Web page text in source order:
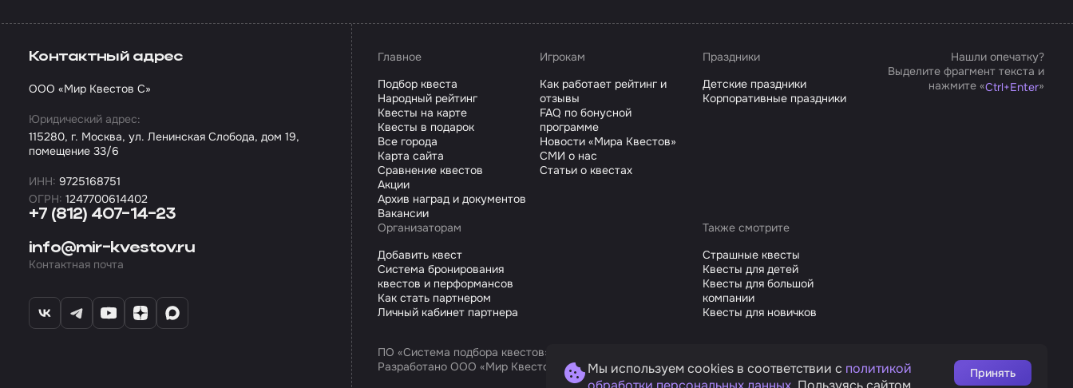
+7 (812) 407-14-23
info@mir-kvestov.ru
Контактная почта
Контактный адрес
ООО «Мир Квестов С»
Юридический адрес:
115280, г. Москва, ул. Ленинская Слобода, дом 19,
помещение 33/6
ИНН: 9725168751
ОГРН: 1247700614402
Главное
Подбор квеста
Народный рейтинг
Квесты на карте
Квесты в подарок
Все города
Карта сайта
Сравнение квестов
Акции
Архив наград и документов
Вакансии
Игрокам
Как работает рейтинг и
отзывы
FAQ по бонусной
программе
Новости «Мира Квестов»
СМИ о нас
Статьи о квестах
Праздники
Детские праздники
Корпоративные праздники
Организаторам
Добавить квест
Система бронирования
квестов и перформансов
Как стать партнером
Личный кабинет партнера
Также смотрите
Страшные квесты
Квесты для детей
Квесты для большой
компании
Квесты для новичков
Нашли опечатку?
Выделите фрагмент текста и
нажмите «Ctrl+Enter»
ПО «Система подбора квестов»
Разработано ООО «Мир Квестов С», ИНН 9725168751Мы используем cookies в соответствии с политикой
Принять